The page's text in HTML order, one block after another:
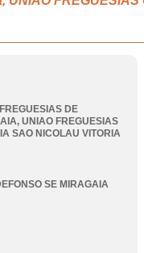
DE
, UNIAO FREGUESIAS
SAO NICOLAU VITORIA
SE MIRAGAIA